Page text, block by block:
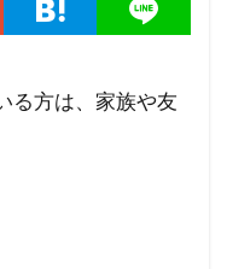
る方は、家族や友